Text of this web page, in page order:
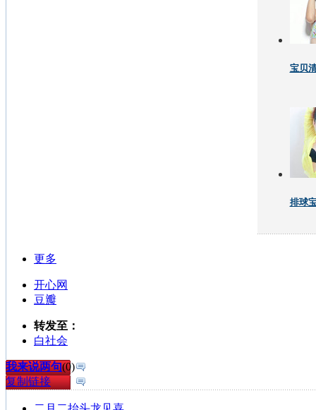
宝贝
排球
更多
开心网
豆瓣
转发至：
白社会
我来说两句(0)
复制链接